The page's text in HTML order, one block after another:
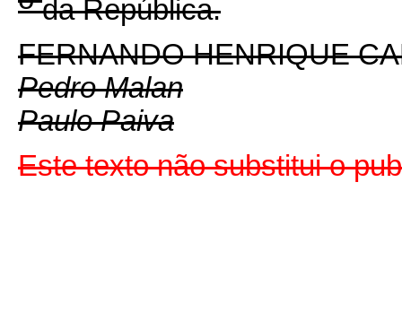
da República.
FERNANDO HENRIQUE
Pedro Malan
Paulo Paiva
Este texto não substitui o